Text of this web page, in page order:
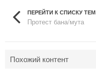
ПЕРЕЙТИ К СПИСКУ ТЕМ
Протест бана/мута
Похожий контент